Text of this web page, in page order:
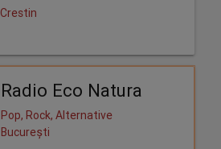
Crestin
Radio Eco Natura
Pop, Rock, Alternative
București